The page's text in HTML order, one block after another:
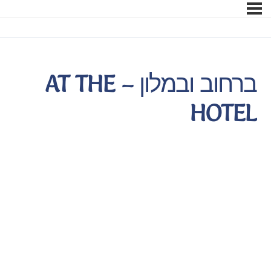
ברחוב ובמלון – AT THE
HOTEL